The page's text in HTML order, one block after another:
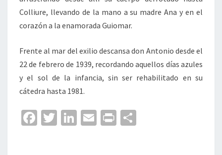
Colliure, llevando de la mano a su madre Ana y en el
corazón a la enamorada Guiomar.
Frente al mar del exilio descansa don Antonio desde el
22 de febrero de 1939, recordando aquellos días azules
y el sol de la infancia, sin ser rehabilitado en su
cátedra hasta 1981.
Fa T
Li
E
Pr